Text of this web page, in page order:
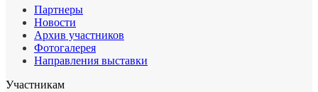
Партнеры
Новости
Архив участников
Фотогалерея
Направления выставки
Участникам